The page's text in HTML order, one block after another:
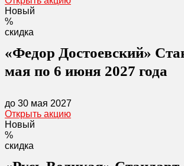
Новый
%
скидка
«Федор Достоевский»
мая по 6 июня 2027 года
до 30 мая 2027
Открыть акцию
Новый
%
скидка